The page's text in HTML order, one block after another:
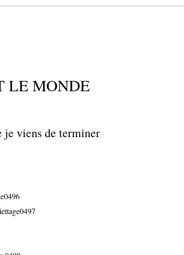
LE MONDE
je viens de terminer